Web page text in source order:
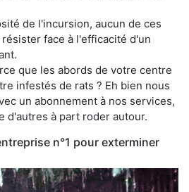
de l'incursion, aucun de ces
face à l'efficacité d'un
que les abords de votre centre
infestés de rats ? Eh bien nous
un abonnement à nos services,
d'autres à part roder autour.
n°1 pour exterminer